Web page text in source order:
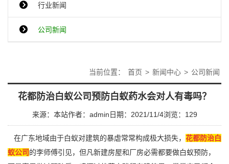
行业新闻
公司新闻
当前位置： 首页 > 新闻中心 > 公司新闻
花都防治白蚁公司预防白蚁药水会对人有毒吗？
来源：本站作者：admin 日期：2021/11/4浏览： 129
在广东地域由于白蚁对建筑的暴虐常常构成极大损失， 花都防治白
蚁公司的李师傅引见，但凡新建房屋和厂房必需都要做白蚁预防，